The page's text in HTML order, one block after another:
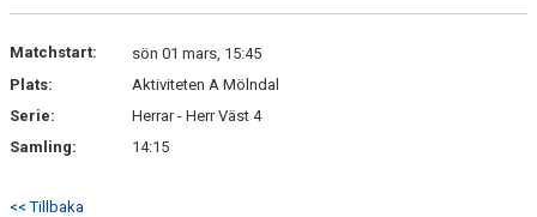
Matchstart:
sön 01 mars, 15:45
Plats:
Aktiviteten A Mölndal
Serie:
Herrar - Herr Väst 4
Samling:
14:15
<< Tillbaka